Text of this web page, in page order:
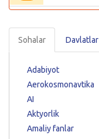
Sohalar Davlatlar
Adabiyot
Aerokosmonavtika
AI
Aktyorlik
Amaliy fanlar